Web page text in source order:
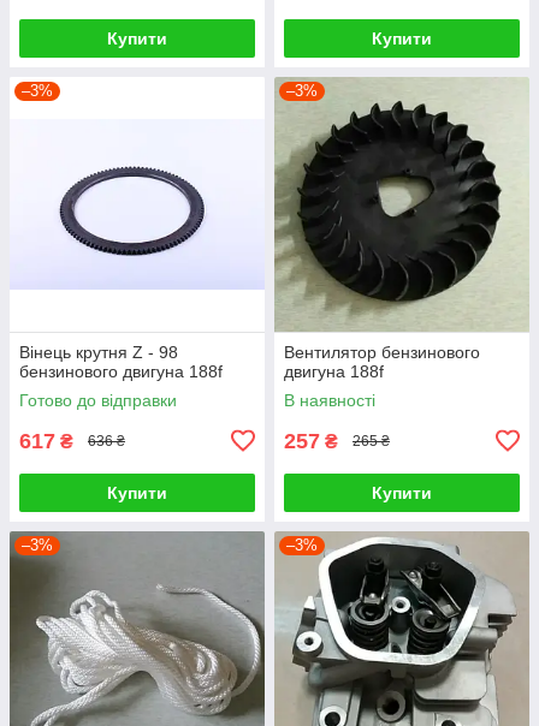
Купити Купити
–3%
Вінець крутня Z - 98
бензинового двигуна 188f
Готово до відправки
617 ₴ 636 ₴
Купити
–3%
Вентилятор бензинового
двигуна 188f
В наявності
257 ₴ 265 ₴
Купити
–3% –3%